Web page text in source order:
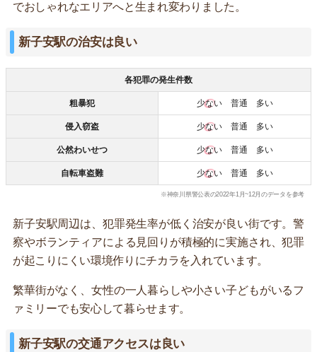
でおしゃれなエリアへと生まれ変わりました。
新子安駅の治安は良い
各犯罪の発生件数
粗暴犯 少ない普通 多い
侵入窃盗 少ない普通 多い
公然わいせつ 少ない普通 多い
自転車盗難 少ない普通 多い
※神奈川県警公表の2022年1月~12月のデータを参考
新子安駅周辺は、犯罪発生率が低く治安が良い街です。警
察やボランティアによる見回りが積極的に実施され、犯罪
が起こりにくい環境作りにチカラを入れています。
繁華街がなく、女性の一人暮らしや小さい子どもがいるフ
ァミリーでも安心して暮らせます。
新子安駅の交通アクセスは良い